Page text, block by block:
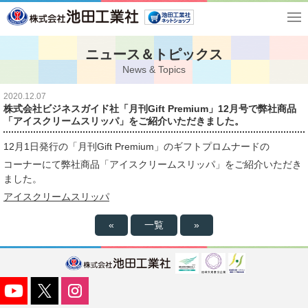
ニュース＆トピックス
News & Topics
2020.12.07
株式会社ビジネスガイド社「月刊Gift Premium」12月号で弊社商品
「アイスクリームスリッパ」をご紹介いただきました。
12月1日発行の「月刊Gift Premium」のギフトプロムナードの
コーナーにて弊社商品「アイスクリームスリッパ」をご紹介いただき
ました。
アイスクリームスリッパ
« 一覧 »